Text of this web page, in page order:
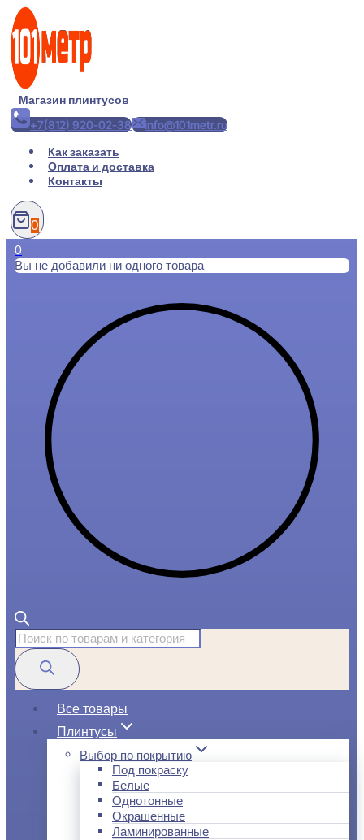
Перейти
содержимому
Магазин плинтусов
+7(812) 920-02-38
info@101metr.ru
Как заказать
Оплата и доставка
Контакты
0
0
Вы не добавили ни одного товара
Поиск
товаров
Все товары
Плинтусы
Выбор по покрытию
Под покраску
Белые
Однотонные
Окрашенные
Ламинированные